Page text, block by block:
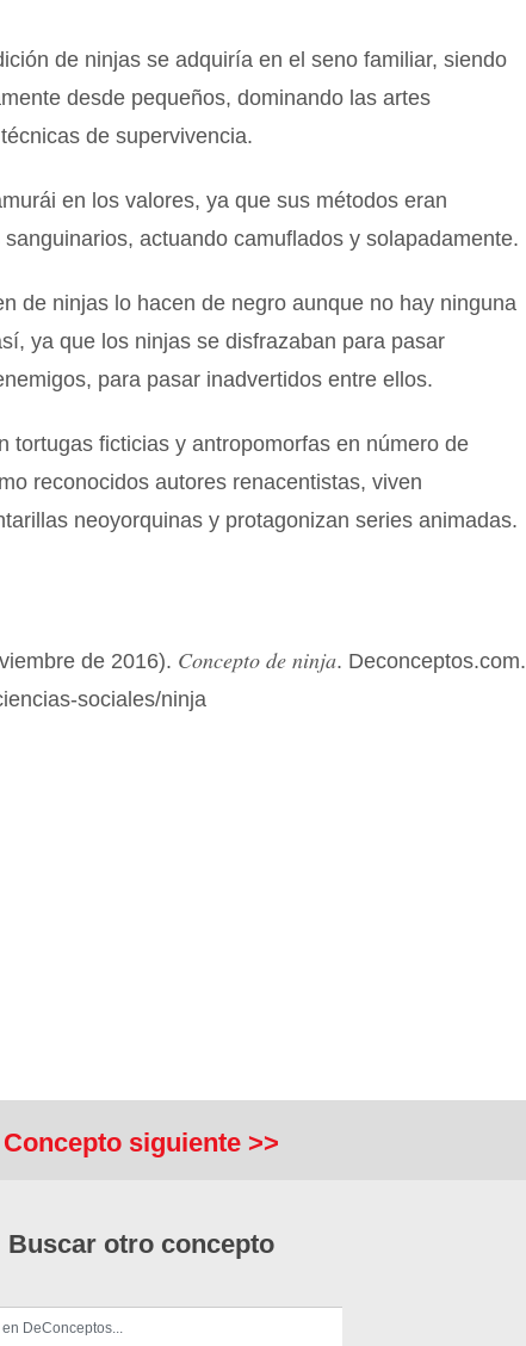
de ninjas se adquiría en el seno familiar, siendo
desde pequeños, dominando las artes
de supervivencia.
en los valores, ya que sus métodos eran
actuando camuflados y solapadamente.
de ninjas lo hacen de negro aunque no hay ninguna
ya que los ninjas se disfrazaban para pasar
para pasar inadvertidos entre ellos.
tortugas ficticias y antropomorfas en número de
reconocidos autores renacentistas, viven
neoyorquinas y protagonizan series animadas.
de 2016). Concepto de ninja. Deconceptos.com.
sociales/ninja
Concepto siguiente >>
Buscar otro concepto